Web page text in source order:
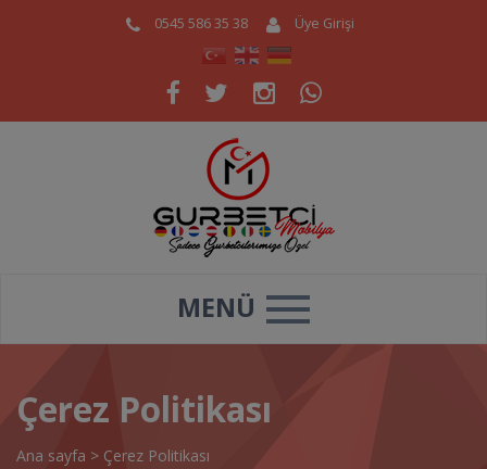
0545 586 35 38 Üye Girişi
MENÜ
Çerez Politikası
Ana sayfa > Çerez Politikası